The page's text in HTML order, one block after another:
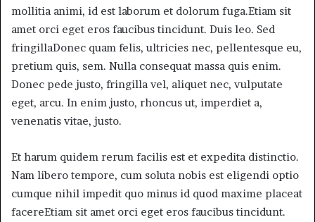
mollitia animi, id est laborum et dolorum fuga.Etiam sit
amet orci eget eros faucibus tincidunt. Duis leo. Sed
fringillaDonec quam felis, ultricies nec, pellentesque eu,
pretium quis, sem. Nulla consequat massa quis enim.
Donec pede justo, fringilla vel, aliquet nec, vulputate
eget, arcu. In enim justo, rhoncus ut, imperdiet a,
venenatis vitae, justo.
Et harum quidem rerum facilis est et expedita distinctio.
Nam libero tempore, cum soluta nobis est eligendi optio
cumque nihil impedit quo minus id quod maxime placeat
facereEtiam sit amet orci eget eros faucibus tincidunt.